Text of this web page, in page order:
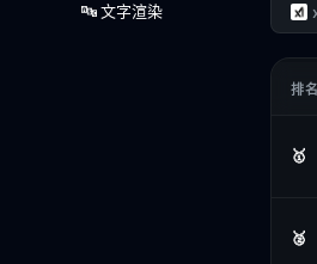
🔤 文字渲染
排名
🥇
🥈